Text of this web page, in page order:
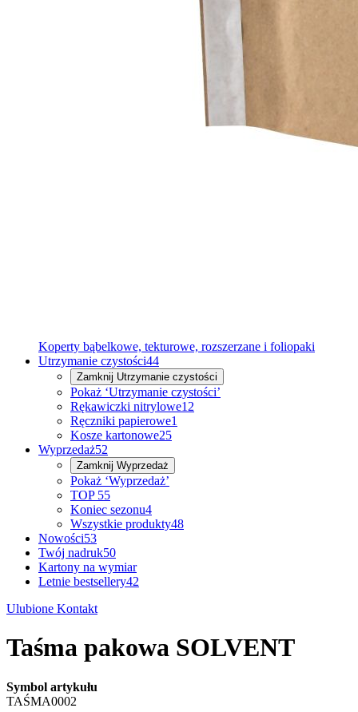
Koperty bąbelkowe, tekturowe, rozszerzane i foliopaki
Utrzymanie czystości44
Zamknij Utrzymanie czystości
Pokaż ‘Utrzymanie czystości’
Rękawiczki nitrylowe12
Ręczniki papierowe1
Kosze kartonowe25
Wyprzedaż52
Zamknij Wyprzedaż
Pokaż ‘Wyprzedaż’
TOP 55
Koniec sezonu4
Wszystkie produkty48
Nowości53
Twój nadruk50
Kartony na wymiar
Letnie bestsellery42
Ulubione Kontakt
Taśma pakowa SOLVENT
Symbol artykułu
TAŚMA0002